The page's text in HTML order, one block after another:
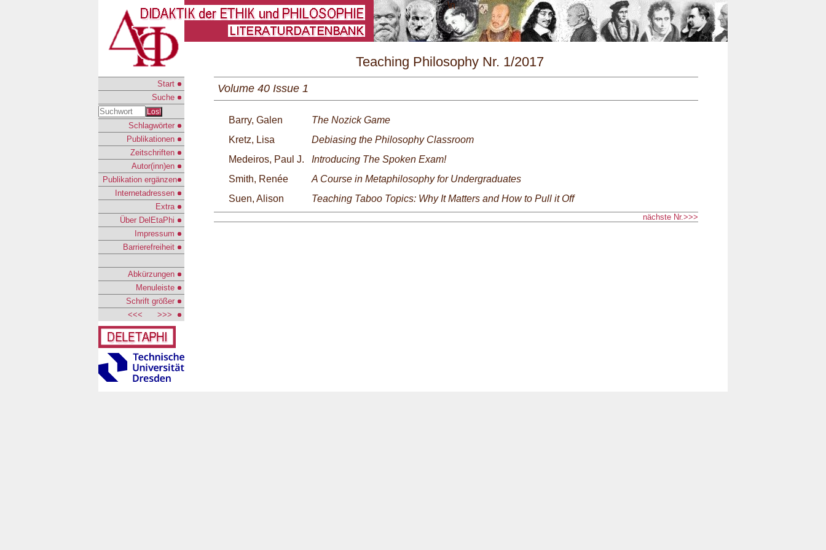
\n
Start
Suche
Los!
Schlagwörter
Publikationen
Zeitschriften
Autor(inn)en
Publikation ergänzen
Internetadressen
Extra
Über DelEtaPhi
Impressum
Barrierefreiheit
Abkürzungen
Menuleiste
Schrift größer
<<<
>>>
Teaching Philosophy Nr. 1/2017
Volume 40 Issue 1
Barry, Galen
The Nozick Game
Kretz, Lisa
Debiasing the Philosophy Classroom
Medeiros, Paul J.
Introducing The Spoken Exam!
Smith, Renée
A Course in Metaphilosophy for Undergraduates
Suen, Alison
Teaching Taboo Topics: Why It Matters and How to Pull it Off
nächste Nr.>>>